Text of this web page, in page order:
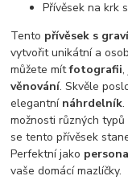
Přívěsek na krk
Tento přívěsek s
vytvořit unikátní a
můžete mítfotografii,
věnování. Skvěle
elegantní náhrdelník.
možnosti různých
se tento přívěsek
Perfektní jako
vaše domácí mazlíčky.